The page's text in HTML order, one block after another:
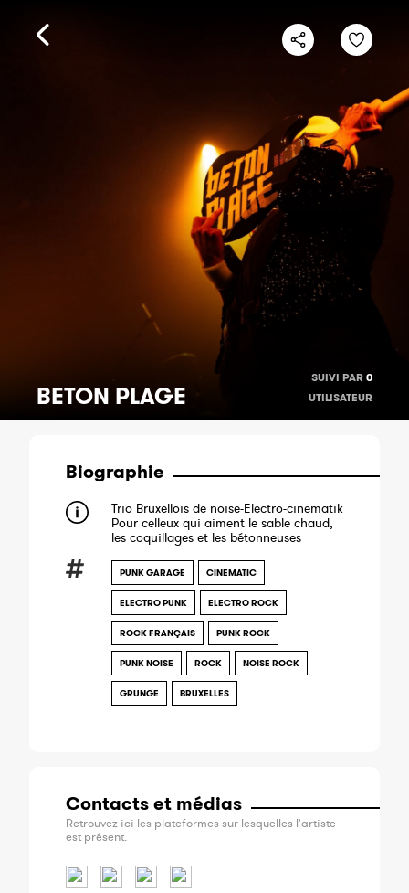
BETON PLAGE
SUIVI PAR 0
UTILISATEUR
Biographie
Trio Bruxellois de noise-Electro-cinematik
Pour celleux qui aiment le sable chaud,
les coquillages et les bétonneuses
PUNK GARAGE CINEMATIC
ELECTRO PUNK ELECTRO ROCK
ROCK FRANÇAIS PUNK ROCK
PUNK NOISE ROCK NOISE ROCK
GRUNGE BRUXELLES
Contacts et médias
Retrouvez ici les plateformes sur lesquelles l'artiste
est présent.